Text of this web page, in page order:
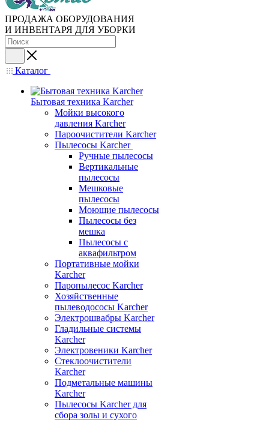
ПРОДАЖА ОБОРУДОВАНИЯ
И ИНВЕНТАРЯ ДЛЯ УБОРКИ
Каталог
Бытовая техника Karcher
Мойки высокого
давления Karcher
Пароочистители Karcher
Пылесосы Karcher
Ручные пылесосы
Вертикальные
пылесосы
Мешковые
пылесосы
Моющие пылесосы
Пылесосы без
мешка
Пылесосы с
аквафильтром
Портативные мойки
Karcher
Паропылесос Karcher
Хозяйственные
пылеводососы Karcher
Электрошвабры Karcher
Гладильные системы
Karcher
Электровеники Karcher
Стеклоочистители
Karcher
Подметальные машины
Karcher
Пылесосы Karcher для
сбора золы и сухого